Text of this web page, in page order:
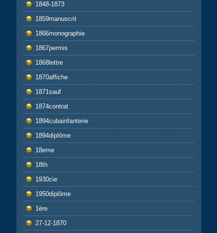
1848-1873
1859manuscrit
1866monographie
1867permis
1868lettre
1870affiche
1871sauf
1874contrat
1894cubainfanterie
1894diplôme
18eme
18th
1930cie
1950diplôme
1ère
27-12-1870